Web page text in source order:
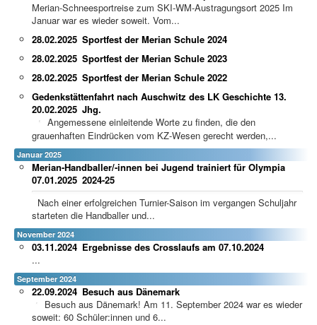
Merian-Schneesportreise zum SKI-WM-Austragungsort 2025 Im
Januar war es wieder soweit. Vom...
Sportfest der Merian Schule 2024
28.02.2025
Sportfest der Merian Schule 2023
28.02.2025
Sportfest der Merian Schule 2022
28.02.2025
Gedenkstättenfahrt nach Auschwitz des LK Geschichte 13.
Jhg.
20.02.2025
Angemessene einleitende Worte zu finden, die den
grauenhaften Eindrücken vom KZ-Wesen gerecht werden,...
Januar 2025
Merian-Handballer/-innen bei Jugend trainiert für Olympia
2024-25
07.01.2025
Nach einer erfolgreichen Turnier-Saison im vergangen Schuljahr
starteten die Handballer und...
November 2024
Ergebnisse des Crosslaufs am 07.10.2024
03.11.2024
...
September 2024
Besuch aus Dänemark
22.09.2024
Besuch aus Dänemark! Am 11. September 2024 war es wieder
soweit: 60 Schüler:innen und 6...